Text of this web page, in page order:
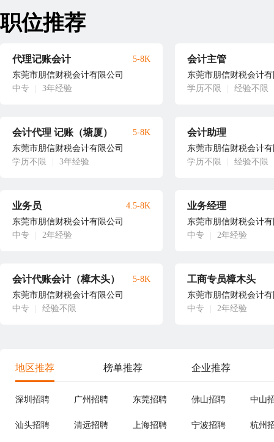
职位推荐
代理记账会计
东莞市朋信财税会计有限公司
中专
3年经验
5-8K 会计主管
东莞市朋信财税会计
学历不限
经验不限
会计代理 记账（塘厦）
东莞市朋信财税会计有限公司
学历不限
3年经验
5-8K 会计助理
东莞市朋信财税会计
学历不限
经验不限
业务员
东莞市朋信财税会计有限公司
中专
2年经验
4.5-8K 业务经理
东莞市朋信财税会计
中专
2年经验
会计代账会计（樟木头）
东莞市朋信财税会计有限公司
中专
经验不限
5-8K 工商专员樟木头
东莞市朋信财税会计
中专
2年经验
地区推荐 榜单推荐 企业推荐
深圳招聘 广州招聘 东莞招聘 佛山招聘 中山
汕头招聘 清远招聘 上海招聘 宁波招聘 杭州